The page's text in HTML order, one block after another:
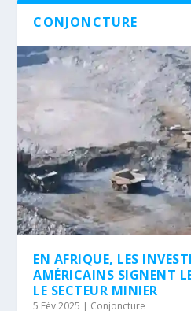
CONJONCTURE
EN AFRIQUE, LES
AMÉRICAINS SIGNENT
LE SECTEUR MINIER
5 Fév 2025 Conjoncture